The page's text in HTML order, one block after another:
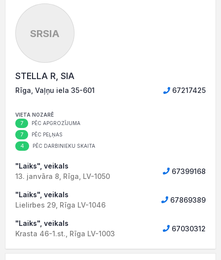
SRSIA
STELLA R, SIA
Rīga, Vaļņu iela 35-601 67217425
VIETA NOZARĒ
7 PĒC APGROZĪJUMA
7 PĒC PEĻŅAS
4 PĒC DARBINIEKU SKAITA
"Laiks", veikals
13. janvāra 8, Rīga, LV-1050
67399168
"Laiks", veikals
Lielirbes 29, Rīga LV-1046
67869389
"Laiks", veikals
Krasta 46-1.st., Rīga LV-1003
67030312